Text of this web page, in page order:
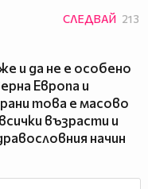
СЛЕДВАЙ 213
и да не е особено
Европа и
това е масово
възрасти и
начин